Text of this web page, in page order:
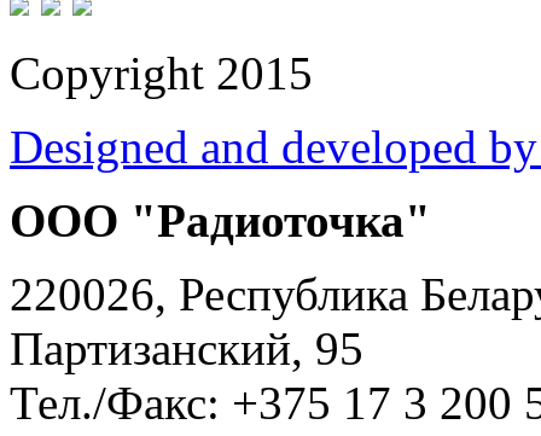
Copyright 2015
Designed and developed
ООО "Радиоточка"
220026, Республика
Партизанский, 95
Тел./Факс: +375 17 3